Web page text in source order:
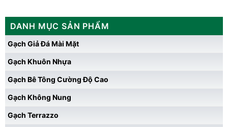
DANH MỤC SẢN PHẨM
Gạch Giả Đá Mài Mặt
Gạch Khuôn Nhựa
Gạch Bê Tông Cường Độ Cao
Gạch Không Nung
Gạch Terrazzo